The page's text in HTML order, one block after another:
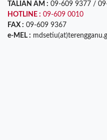
TALIAN AM : 09-609 9377 /
HOTLINE : 09-609 0010
FAX : 09-609 9367
e-MEL :